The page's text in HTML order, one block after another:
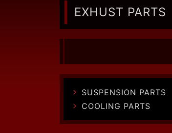
EXHUST PARTS
SUSPENSION PARTS
COOLING PARTS